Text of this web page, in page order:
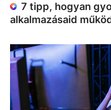
7 tipp, hogyan
alkalmazásaid